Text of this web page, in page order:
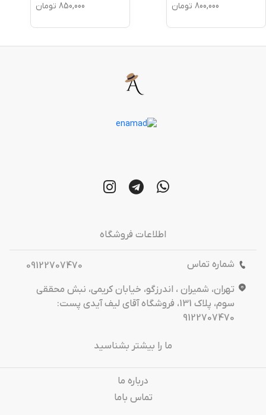
800,000 تومان 850,000 تومان
اطلاعات فروشگاه
شماره تماس
09122707470
تهران، شمیران ، اندرزگو، خیابان کریمی، نبش محققی
سوم، پلاک 131، فروشگاه آقای لیف آیدی پست:
9122707470
ما را بیشتر بشناسید
درباره‌ ما
تماس باما